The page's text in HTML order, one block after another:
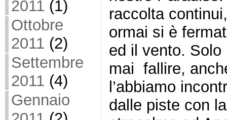
2011 (1)
Ottobre
2011 (2)
Settembre
2011 (4)
Gennaio
raccolta
ormai si è
ed il vento.
mai fallire,
l’abbiamo
dalle piste con